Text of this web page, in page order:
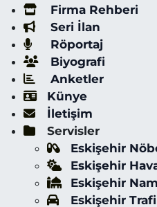
Firma Rehberi
Seri İlan
Röportaj
Biyografi
Anketler
Künye
İletişim
Servisler
Eskişehir
Eskişehir
Eskişehir
Eskişehir